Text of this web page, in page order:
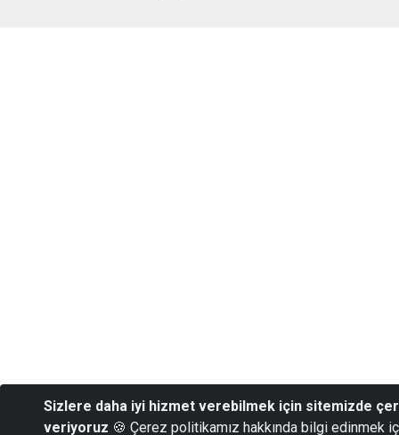
Sizlere daha iyi hizmet verebilmek için sitemizde
veriyoruz 🍪 Çerez politikamız hakkında bilgi edinmek